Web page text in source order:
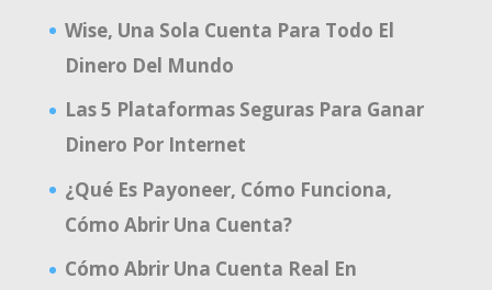
Wise, Una Sola Cuenta Para Todo El
Dinero Del Mundo
Las 5 Plataformas Seguras Para Ganar
Dinero Por Internet
¿Qué Es Payoneer, Cómo Funciona,
Cómo Abrir Una Cuenta?
Cómo Abrir Una Cuenta Real En